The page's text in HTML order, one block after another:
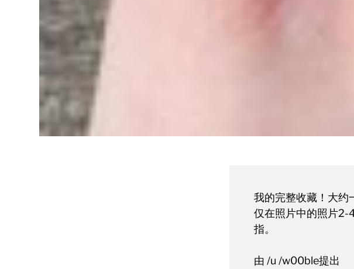
我的完整收藏！大约
仅在照片中的照片2-
指。
由 /u /w00ble提出